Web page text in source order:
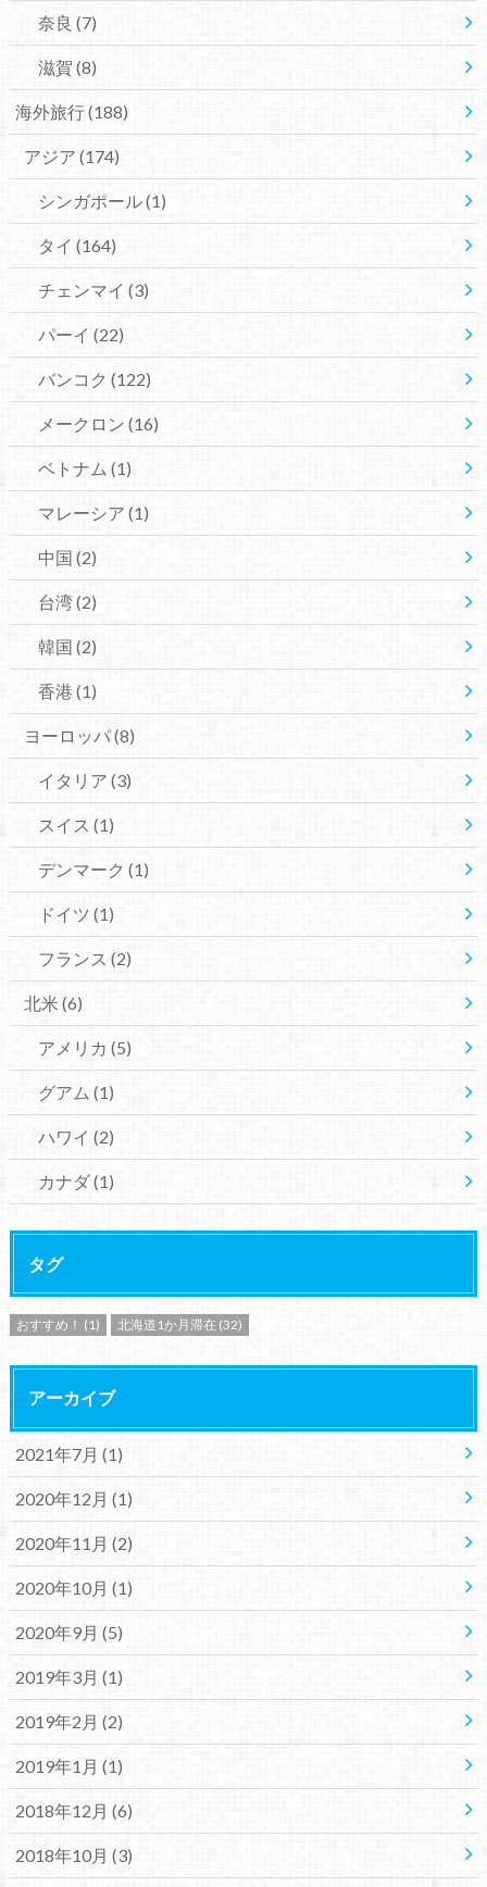
奈良 (7)
滋賀 (8)
海外旅行(188)
アジア (174)
シンガポール(1)
タイ (164)
チェンマイ (3)
パーイ (22)
バンコク (122)
メークロン (16)
ベトナム (1)
マレーシア (1)
中国 (2)
台湾(2)
韓国 (2)
香港 (1)
ヨーロッパ(8)
イタリア (3)
スイス (1)
デンマーク (1)
ドイツ (1)
フランス (2)
北米 (6)
アメリカ (5)
グアム (1)
ハワイ (2)
カナダ(1)
タグ
おすすめ！ (1) 北海道1か月滞在 (32)
アーカイブ
2021年7月 (1)
2020年12月 (1)
2020年11月 (2)
2020年10月 (1)
2020年9月 (5)
2019年3月 (1)
2019年2月 (2)
2019年1月 (1)
2018年12月 (6)
2018年10月 (3)